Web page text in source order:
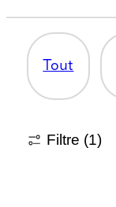
Tout
Filtre (1)